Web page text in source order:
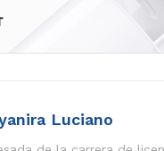
Luciano